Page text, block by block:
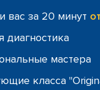
вас за 20 минут
диагностика
мастера
класса